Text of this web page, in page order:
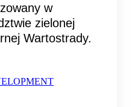
w
zielonej
Wartostrady.